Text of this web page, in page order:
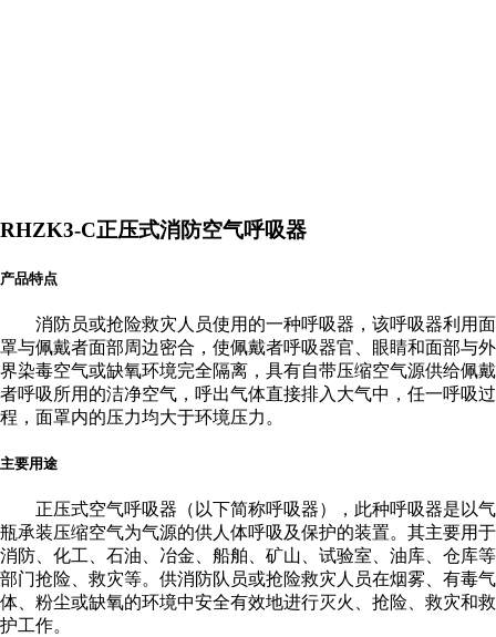
RHZK3-C正压式消防空气呼吸器
产品特点
消防员或抢险救灾人员使用的一种呼吸器，该呼吸器利用面
罩与佩戴者面部周边密合，使佩戴者呼吸器官、眼睛和面部与外
界染毒空气或缺氧环境完全隔离，具有自带压缩空气源供给佩戴
者呼吸所用的洁净空气，呼出气体直接排入大气中，任一呼吸过
程，面罩内的压力均大于环境压力。
主要用途
正压式空气呼吸器（以下简称呼吸器），此种呼吸器是以气
瓶承装压缩空气为气源的供人体呼吸及保护的装置。其主要用于
消防、化工、石油、冶金、船舶、矿山、试验室、油库、仓库等
部门抢险、救灾等。供消防队员或抢险救灾人员在烟雾、有毒气
体、粉尘或缺氧的环境中安全有效地进行灭火、抢险、救灾和救
护工作。